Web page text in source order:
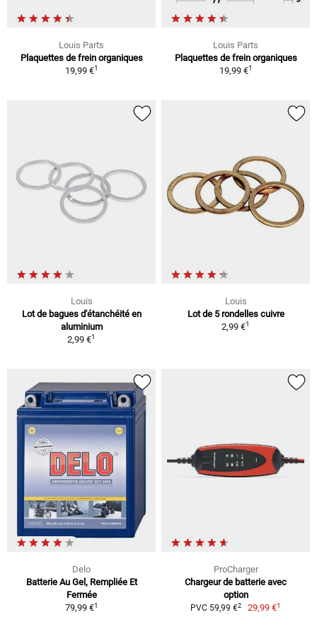
Louis Parts
Plaquettes de frein organiques
19,99 €1
Louis Parts
Plaquettes de frein organiques
19,99 €1
Louis
Lot de bagues d'étanchéité en
aluminium
2,99 €1
Louis
Lot de 5 rondelles cuivre
2,99 €1
Delo
Batterie Au Gel, Rempliée Et
Fermée
79,99 €1
ProCharger
Chargeur de batterie avec
option
PVC 59,99 €2 29,99 €1